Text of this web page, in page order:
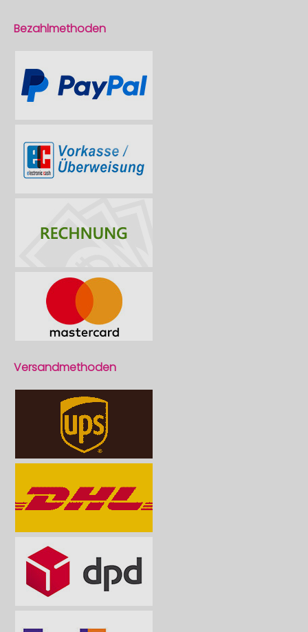
Bezahlmethoden
Versandmethoden